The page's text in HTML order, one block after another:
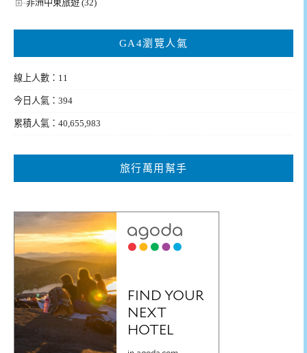
非洲中東旅遊 (32)
GA4瀏覽人氣
線上人數：11
今日人氣：394
累積人氣：40,655,983
旅行萬用幫手